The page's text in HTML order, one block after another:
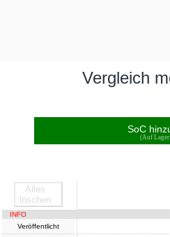
Vergleich
SoC
(Auf
Alles
löschen
INFO
Veröffentlicht